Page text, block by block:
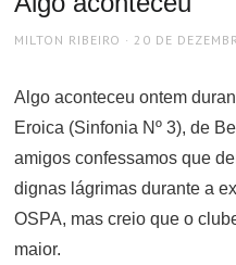
AUTHOR
MILTON RIBEIRO
POSTED
20 DE
Algo aconteceu ontem
Eroica (Sinfonia Nº 3), de
amigos confessamos que
dignas lágrimas durante a
OSPA, mas creio que o
maior.